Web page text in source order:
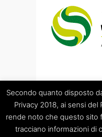
Secondo quanto disposto
Privacy 2018, ai sensi
rende noto che questo sito
tracciano informazioni di